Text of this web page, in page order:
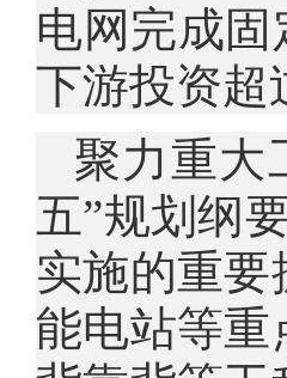
电网完成固
下游投资超
聚力重大
五”规划纲
实施的重
能电站等重